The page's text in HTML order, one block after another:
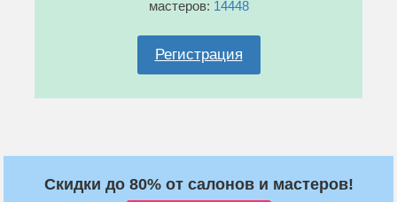
мастеров: 14448
Регистрация
Скидки до 80% от салонов и мастеров!